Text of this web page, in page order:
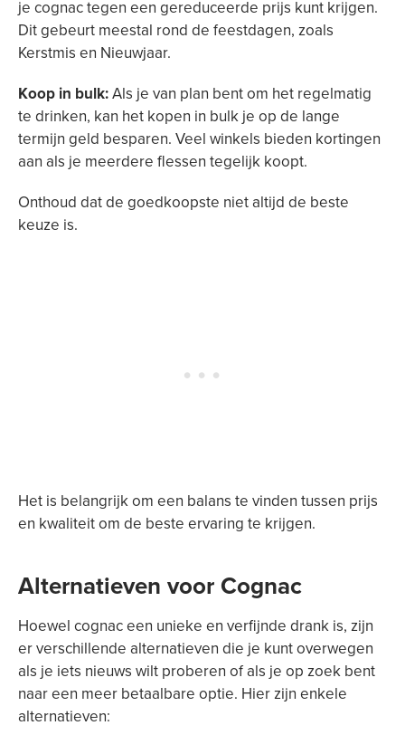
je cognac tegen een gereduceerde prijs kunt krijgen.
Dit gebeurt meestal rond de feestdagen, zoals
Kerstmis en Nieuwjaar.
Koop in bulk:Als je van plan bent om het regelmatig
te drinken, kan het kopen in bulk je op de lange
termijn geld besparen. Veel winkels bieden kortingen
aan als je meerdere flessen tegelijk koopt.
Onthoud dat de goedkoopste niet altijd de beste
keuze is.
Het is belangrijk om een balans te vinden tussen prijs
en kwaliteit om de beste ervaring te krijgen.
Alternatieven voor Cognac
Hoewel cognac een unieke en verfijnde drank is, zijn
er verschillende alternatieven die je kunt overwegen
als je iets nieuws wilt proberen of als je op zoek bent
naar een meer betaalbare optie. Hier zijn enkele
alternatieven: